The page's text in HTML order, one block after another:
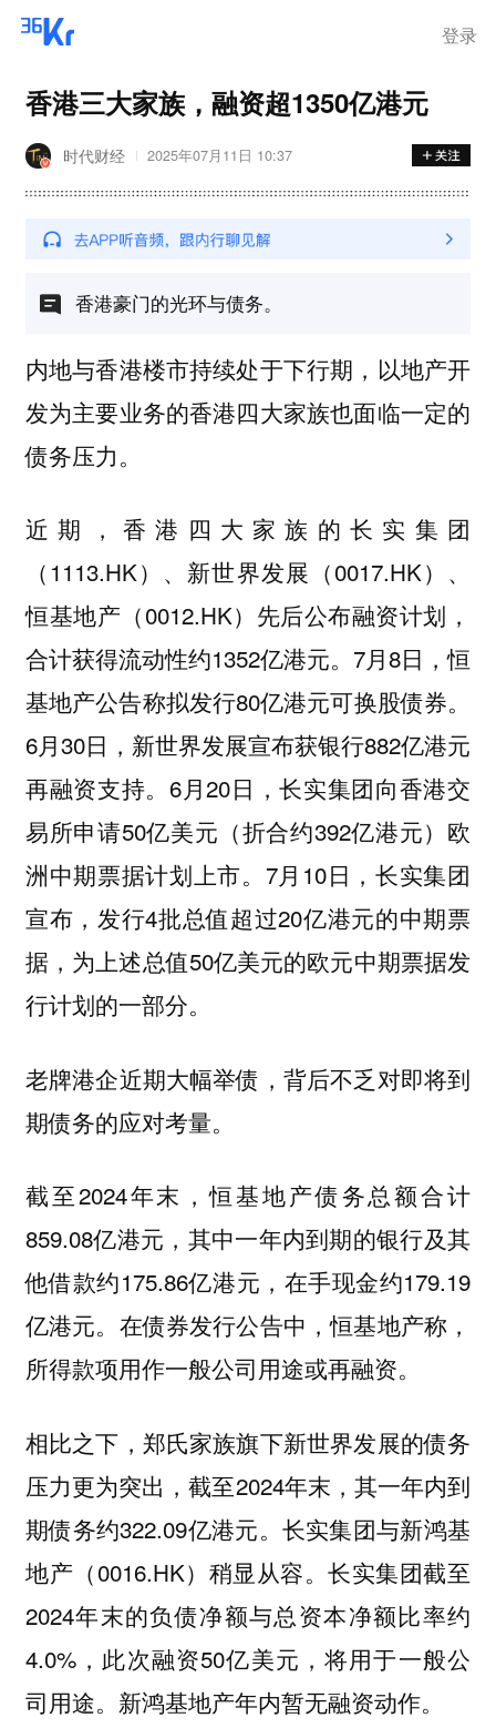
登录
香港三大家族，融资超1350亿港元
时代财经 2025年07月11日 10:37
香港豪门的光环与债务。
内地与香港楼市持续处于下行期，以地产开
发为主要业务的香港四大家族也面临一定的
债务压力。
近期，香港四大家族的长实集团
（1113.HK）、新世界发展（0017.HK）、
恒基地产（0012.HK）先后公布融资计划，
合计获得流动性约1352亿港元。7月8日，恒
基地产公告称拟发行80亿港元可换股债券。
6月30日，新世界发展宣布获银行882亿港元
再融资支持。6月20日，长实集团向香港交
易所申请50亿美元（折合约392亿港元）欧
洲中期票据计划上市。7月10日，长实集团
宣布，发行4批总值超过20亿港元的中期票
据，为上述总值50亿美元的欧元中期票据发
行计划的一部分。
老牌港企近期大幅举债，背后不乏对即将到
期债务的应对考量。
截至2024年末，恒基地产债务总额合计
859.08亿港元，其中一年内到期的银行及其
他借款约175.86亿港元，在手现金约179.19
亿港元。在债券发行公告中，恒基地产称，
所得款项用作一般公司用途或再融资。
相比之下，郑氏家族旗下新世界发展的债务
压力更为突出，截至2024年末，其一年内到
期债务约322.09亿港元。长实集团与新鸿基
地产（0016.HK）稍显从容。长实集团截至
2024年末的负债净额与总资本净额比率约
4.0%，此次融资50亿美元，将用于一般公
司用途。新鸿基地产年内暂无融资动作。